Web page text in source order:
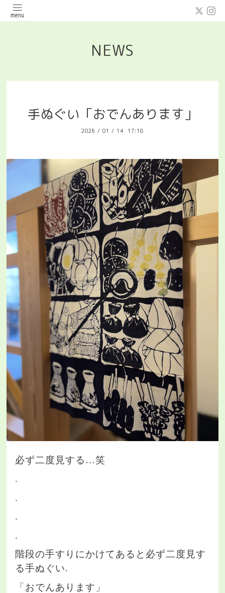
NEWS
手ぬぐい「おでんあります」
2026 / 01 / 14 17:18
必ず二度見する…笑
.
.
.
.
階段の手すりにかけてあると必ず二度見す
る手ぬぐい.
「おでんあります」